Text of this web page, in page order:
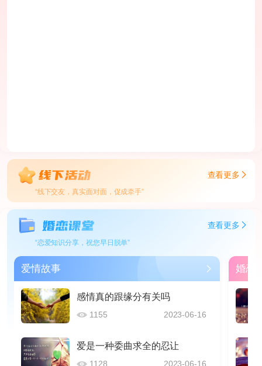
查看更多
“线下交友，真实面对面，促成牵手”
查看更多
“恋爱知识分享，祝您早日脱单”
爱情故事
感情真的跟缘分有关吗
1155 2023-06-16
爱是一种委曲求全的忍让
1128 2023-06-16
婚恋